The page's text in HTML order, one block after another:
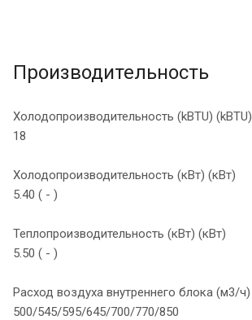
Производительность
Холодопроизводительность (kBTU) (kBTU)
18
Холодопроизводительность (кВт) (кВт)
5.40 ( - )
Теплопроизводительность (кВт) (кВт)
5.50 ( - )
Расход воздуха внутреннего блока (м3/ч)
500/545/595/645/700/770/850